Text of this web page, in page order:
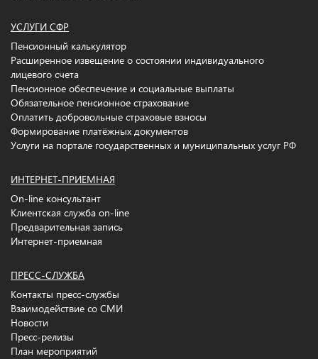
УСЛУГИ СФР
Пенсионный калькулятор
Расширенное извещение о состоянии индивидуального
лицевого счета
Пенсионное обеспечение и социальные выплаты
Обязательное пенсионное страхование
Оплатить добровольные страховые взносы
Формирование платёжных документов
Услуги на портале государственных и муниципальных услуг РФ
ИНТЕРНЕТ-ПРИЕМНАЯ
On-line консультант
Клиентская служба on-line
Предварительная запись
Интернет-приемная
ПРЕСС-СЛУЖБА
Контакты пресс-службы
Взаимодействие со СМИ
Новости
Пресс-релизы
План мероприятий